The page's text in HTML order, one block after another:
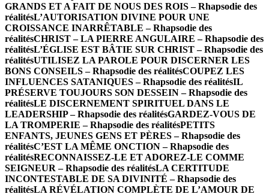
GRANDS ET A FAIT DE NOUS DES ROIS – Rhapsodie des
réalitésL’AUTORISATION DIVINE POUR UNE
CROISSANCE INARRÊTABLE – Rhapsodie des
réalitésCHRIST – LA PIERRE ANGULAIRE – Rhapsodie des
réalitésL’ÉGLISE EST BÂTIE SUR CHRIST – Rhapsodie des
réalitésUTILISEZ LA PAROLE POUR DISCERNER LES
BONS CONSEILS – Rhapsodie des réalitésCOUPEZ LES
INFLUENCES SATANIQUES – Rhapsodie des réalitésIL
PRÉSERVE TOUJOURS SON DESSEIN – Rhapsodie des
réalitésLE DISCERNEMENT SPIRITUEL DANS LE
LEADERSHIP – Rhapsodie des réalitésGARDEZ-VOUS DE
LA TROMPERIE – Rhapsodie des réalitésPETITS
ENFANTS, JEUNES GENS ET PÈRES – Rhapsodie des
réalitésC’EST LA MÊME ONCTION – Rhapsodie des
réalitésRECONNAISSEZ-LE ET ADOREZ-LE COMME
SEIGNEUR – Rhapsodie des réalitésLA CERTITUDE
INCONTESTABLE DE SA DIVINITÉ – Rhapsodie des
réalitésLA RÉVÉLATION COMPLÈTE DE L’AMOUR DE